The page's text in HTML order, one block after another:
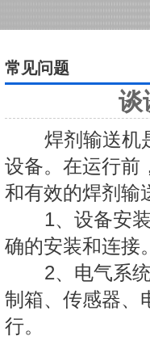
常见问题
谈
焊剂输送机是
设备。在运行前
和有效的焊剂输
1、设备安装
确的安装和连接
2、电气系统
制箱、传感器、
行。